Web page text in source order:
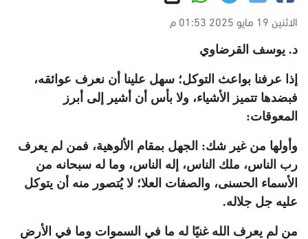
الاثنين 19 مايو 2025 01:53 م
د. يوسف القرضاوي
إذا عرفنا بواعث التوكل؛ سهل علينا أن نعرف عوائقه،
فبضدها تتميز الأشياء، ولا بأس أن أشير إلى أبرز
المعوقات:
وأولها من غير شك: الجهل بمقام الألوهية، فمن لم يعرف
رب الناس، ملك الناس، إله الناس، وما له سبحانه من
الأسماء الحسنى، والصفات العلا؛ لا يُتصور منه أن يتوكل
عليه جل جلاله.
من لم يعرف الله غنيًا له ما في السموات وما في الأرض